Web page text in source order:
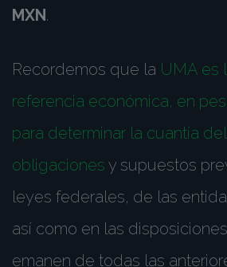
MXN.
Recordemos que la UMA es
referencia económica, en
para determinar la cuantía
obligaciones y supuestos
leyes federales, de las
así como en las
emanen de todas las